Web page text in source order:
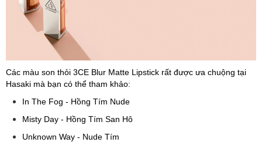
Các màu son thỏi 3CE Blur Matte Lipstick rất được ưa chuộng tại
Hasaki mà bạn có thể tham khảo:
In The Fog - Hồng Tím Nude
Misty Day - Hồng Tím San Hô
Unknown Way - Nude Tím